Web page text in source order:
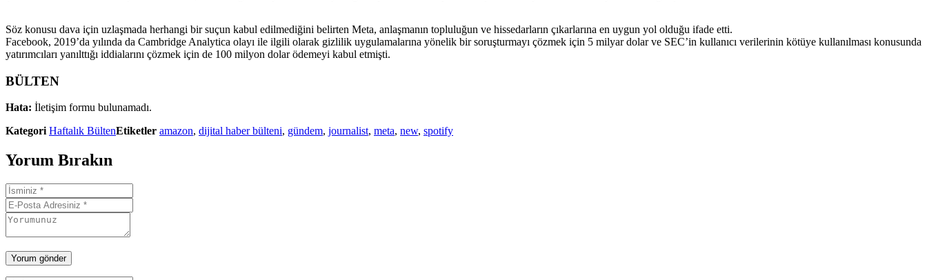
Söz konusu dava için uzlaşmada herhangi bir suçun kabul edilmediğini belirten Meta, anlaşmanın topluluğun ve hissedarların çıkarlarına en uygun yol olduğu ifade etti.
Facebook, 2019’da yılında da Cambridge Analytica olayı ile ilgili olarak gizlilik uygulamalarına yönelik bir soruşturmayı çözmek için 5 milyar dolar ve SEC’in kullanıcı verilerinin kötüye kullanılması konusunda
yatırımcıları yanılttığı iddialarını çözmek için de 100 milyon dolar ödemeyi kabul etmişti.
BÜLTEN
Hata: İletişim formu bulunamadı.
Kategori Haftalık BültenEtiketler amazon, dijital haber bülteni, gündem, journalist, meta, new, spotify
Yorum Bırakın